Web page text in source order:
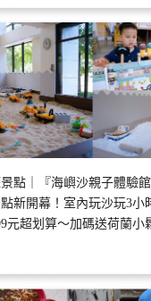
點｜『海嶼沙親子體驗
新開幕！室內玩沙玩3小
元超划算～加碼送荷蘭小